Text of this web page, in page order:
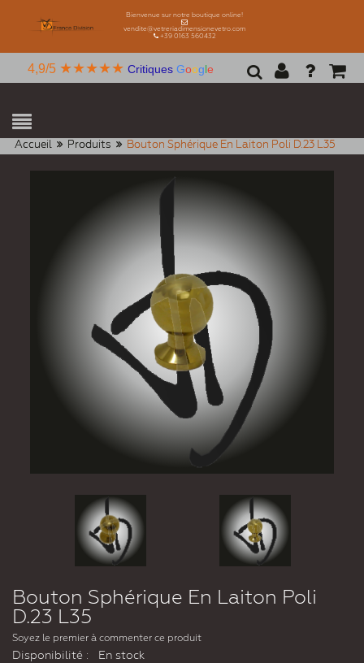
Bienvenue sur notre boutique online!
vendite@vetreriadimensionevetro.com
+39 0163 560432
4,9/5 ★★★★★ Critiques Google
Accueil Produits Bouton Sphérique En Laiton Poli D.23 L35
Bouton Sphérique En Laiton Poli
D.23 L35
Soyez le premier à commenter ce produit
Disponibilité : En stock